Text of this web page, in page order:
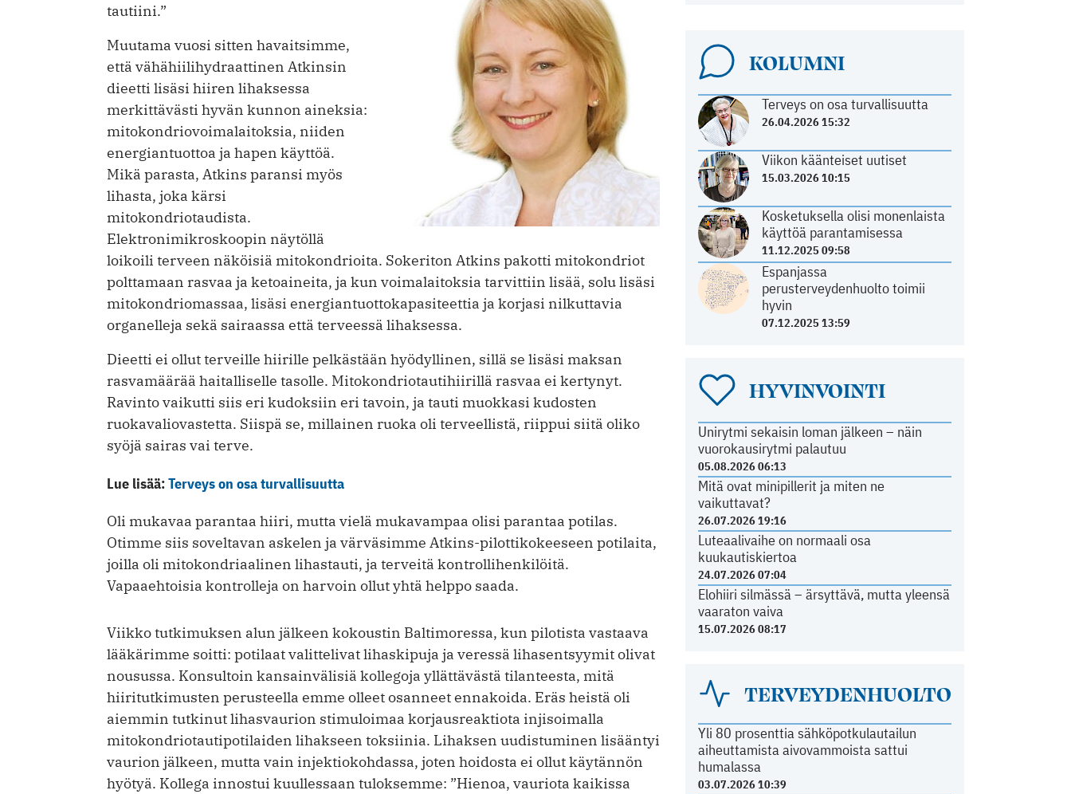
KOLUMNI
Terveys on osa turvallisuutta
26.04.2026 15:32
Viikon käänteiset uutiset
15.03.2026 10:15
Kosketuksella olisi monenlaista
käyttöä parantamisessa
11.12.2025 09:58
Espanjassa
perusterveydenhuolto toimii
hyvin
07.12.2025 13:59
HYVINVOINTI
Unirytmi sekaisin loman jälkeen – näin
vuorokausirytmi palautuu
05.08.2026 06:13
Mitä ovat minipillerit ja miten ne
vaikuttavat?
26.07.2026 19:16
Luteaalivaihe on normaali osa
kuukautiskiertoa
24.07.2026 07:04
Elohiiri silmässä – ärsyttävä, mutta yleensä
vaaraton vaiva
15.07.2026 08:17
TERVEYDENHUOLTO
Yli 80 prosenttia sähköpotkulautailun
aiheuttamista aivovammoista sattui
humalassa
03.07.2026 10:39
tautiini.”
Muutama vuosi sitten havaitsimme,
että vähähiilihydraattinen Atkinsin
dieetti lisäsi hiiren lihaksessa
merkittävästi hyvän kunnon aineksia:
mitokondriovoimalaitoksia, niiden
energiantuottoa ja hapen käyttöä.
Mikä parasta, Atkins paransi myös
lihasta, joka kärsi
mitokondriotaudista.
Elektronimikroskoopin näytöllä
loikoili terveen näköisiä mitokondrioita. Sokeriton Atkins pakotti mitokondriot
polttamaan rasvaa ja ketoaineita, ja kun voimalaitoksia tarvittiin lisää, solu lisäsi
mitokondriomassaa, lisäsi energiantuottokapasiteettia ja korjasi nilkuttavia
organelleja sekä sairaassa että terveessä lihaksessa.
Dieetti ei ollut terveille hiirille pelkästään hyödyllinen, sillä se lisäsi maksan
rasvamäärää haitalliselle tasolle. Mitokondriotautihiirillä rasvaa ei kertynyt.
Ravinto vaikutti siis eri kudoksiin eri tavoin, ja tauti muokkasi kudosten
ruokavaliovastetta. Siispä se, millainen ruoka oli terveellistä, riippui siitä oliko
syöjä sairas vai terve.
Lue lisää:Terveys on osa turvallisuutta
Oli mukavaa parantaa hiiri, mutta vielä mukavampaa olisi parantaa potilas.
Otimme siis soveltavan askelen ja värväsimme Atkins-pilottikokeeseen potilaita,
joilla oli mitokondriaalinen lihastauti, ja terveitä kontrollihenkilöitä.
Vapaaehtoisia kontrolleja on harvoin ollut yhtä helppo saada.
Viikko tutkimuksen alun jälkeen kokoustin Baltimoressa, kun pilotista vastaava
lääkärimme soitti: potilaat valittelivat lihaskipuja ja veressä lihasentsyymit olivat
nousussa. Konsultoin kansainvälisiä kollegoja yllättävästä tilanteesta, mitä
hiiritutkimusten perusteella emme olleet osanneet ennakoida. Eräs heistä oli
aiemmin tutkinut lihasvaurion stimuloimaa korjaus­reaktiota injisoimalla
mitokondriotautipotilaiden lihakseen toksiinia. Lihaksen uudistuminen lisääntyi
vaurion jälkeen, mutta vain injektiokohdassa, joten hoidosta ei ollut käytännön
hyötyä. Kollega innostui kuullessaan tuloksemme: ”Hienoa, vauriota kaikissa